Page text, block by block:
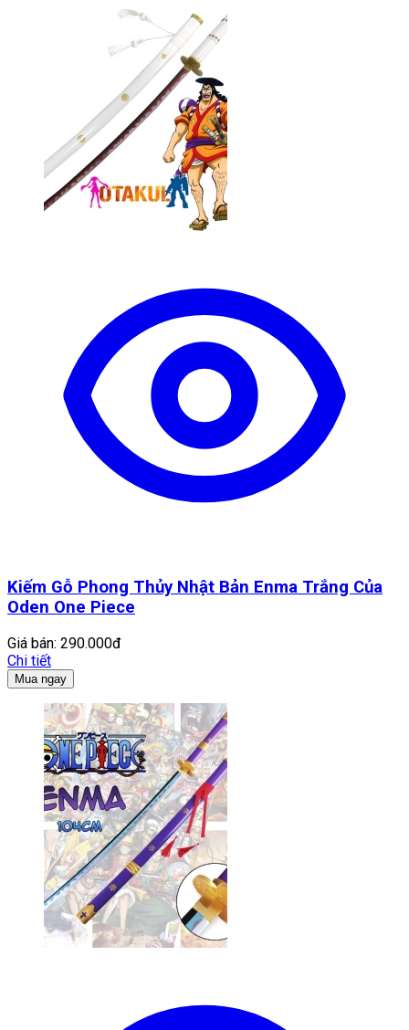
Kiếm Gỗ Phong Thủy Nhật Bản Enma Trắng Của
Oden One Piece
Giá bán: 290.000đ
Chi tiết
Mua ngay